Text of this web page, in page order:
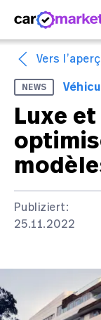
Vers
NEWS
Luxe
Publiziert:
25.11.2022